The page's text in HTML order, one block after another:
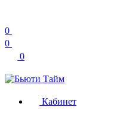
0
0
0
Кабинет